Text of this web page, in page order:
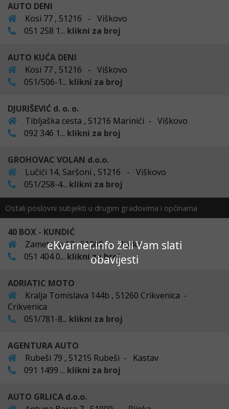
eKvarner.info želi Vam slati
obavijesti
AUTO DENI
Kosi 77 , 51216 - Viškovo
051 258 1... klikni za broj
AUTO KUĆA DENI
Kosi 77 , 51216 - Viškovo
051/506-1... klikni za broj
DJURIŠEVIĆ d. o. o.
Tibljaška cesta , 51216 Marinići - Viškovo
092 346 1... klikni za broj
GROHOVAC VOLAN d.o.o.
Lučići 14, Saršoni , 51216 - Viškovo
051/258-4... klikni za broj
Ostali poslovni subjekti u drugim gradovima i općinama
40 BOX - KUNDIĆ
Zametska 13 , 51000 - Rijeka
051 404 0... klikni za broj
ADRIATIC MOTO
Kralja Tomislava 144b , 51260 Crikvenica -
Crikvenica
051/781-8... klikni za broj
AGENTURA AUTO
Rubeši 79 , 51215 Rubeši - Kastav
091 1499 ... klikni za broj
AUTO GRLICA d.o.o.